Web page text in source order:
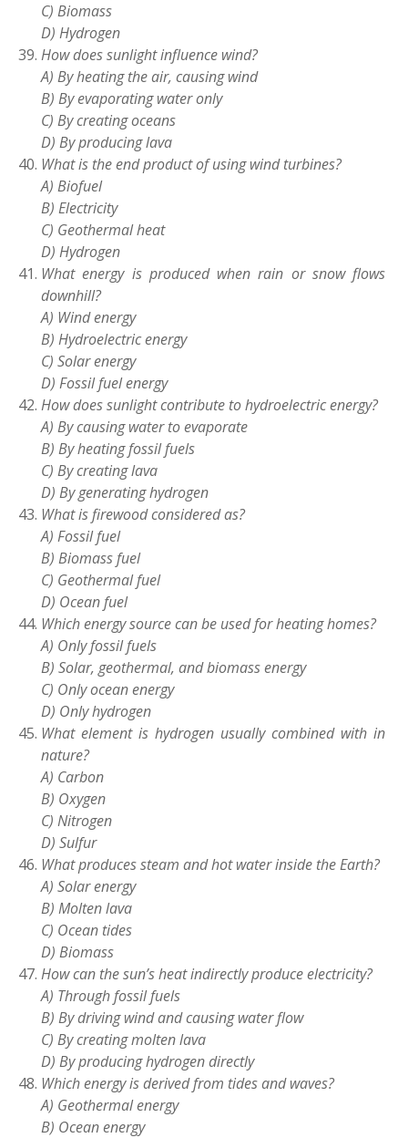
C) Biomass
D) Hydrogen
How does sunlight influence wind?
A) By heating the air, causing wind
B) By evaporating water only
C) By creating oceans
D) By producing lava
What is the end product of using wind turbines?
A) Biofuel
B) Electricity
C) Geothermal heat
D) Hydrogen
What energy is produced when rain or snow flows
downhill?
A) Wind energy
B) Hydroelectric energy
C) Solar energy
D) Fossil fuel energy
How does sunlight contribute to hydroelectric energy?
A) By causing water to evaporate
B) By heating fossil fuels
C) By creating lava
D) By generating hydrogen
What is firewood considered as?
A) Fossil fuel
B) Biomass fuel
C) Geothermal fuel
D) Ocean fuel
Which energy source can be used for heating homes?
A) Only fossil fuels
B) Solar, geothermal, and biomass energy
C) Only ocean energy
D) Only hydrogen
What element is hydrogen usually combined with in
nature?
A) Carbon
B) Oxygen
C) Nitrogen
D) Sulfur
What produces steam and hot water inside the Earth?
A) Solar energy
B) Molten lava
C) Ocean tides
D) Biomass
How can the sun’s heat indirectly produce electricity?
A) Through fossil fuels
B) By driving wind and causing water flow
C) By creating molten lava
D) By producing hydrogen directly
Which energy is derived from tides and waves?
A) Geothermal energy
B) Ocean energy